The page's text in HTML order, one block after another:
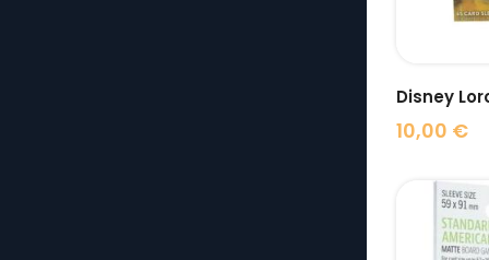
Disney
10,00 €
Prix